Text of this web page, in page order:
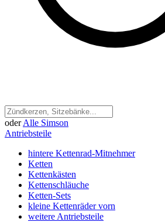
oder Alle Simson
Antriebsteile
hintere Kettenrad-Mitnehmer
Ketten
Kettenkästen
Kettenschläuche
Ketten-Sets
kleine Kettenräder vorn
weitere Antriebsteile